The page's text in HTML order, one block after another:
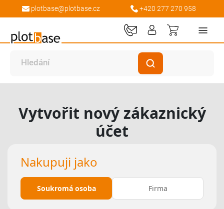
plotbase@plotbase.cz +420 277 270 958
Můj košík
Vytvořit nový zákaznický
účet
Nakupuji jako
Soukromá osoba Firma